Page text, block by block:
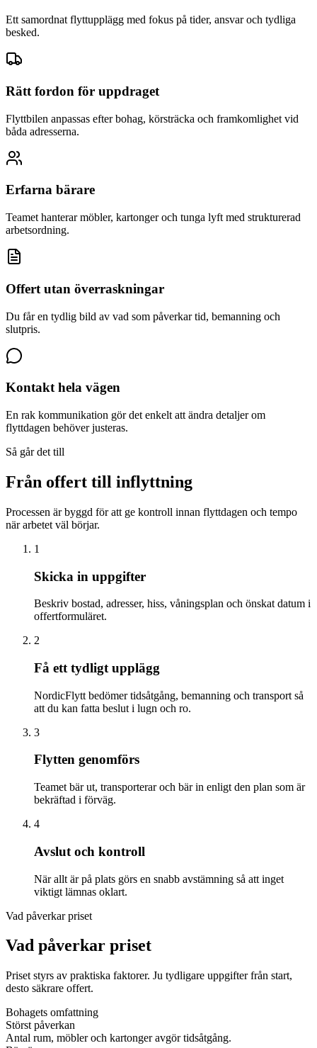
Ett samordnat flyttupplägg med fokus på tider, ansvar och tydliga
besked.
Rätt fordon för uppdraget
Flyttbilen anpassas efter bohag, körsträcka och framkomlighet vid
båda adresserna.
Erfarna bärare
Teamet hanterar möbler, kartonger och tunga lyft med strukturerad
arbetsordning.
Offert utan överraskningar
Du får en tydlig bild av vad som påverkar tid, bemanning och
slutpris.
Kontakt hela vägen
En rak kommunikation gör det enkelt att ändra detaljer om
flyttdagen behöver justeras.
Så går det till
Från offert till inflyttning
Processen är byggd för att ge kontroll innan flyttdagen och tempo
när arbetet väl börjar.
1
Skicka in uppgifter
Beskriv bostad, adresser, hiss, våningsplan och önskat datum i
offertformuläret.
2
Få ett tydligt upplägg
NordicFlytt bedömer tidsåtgång, bemanning och transport så
att du kan fatta beslut i lugn och ro.
3
Flytten genomförs
Teamet bär ut, transporterar och bär in enligt den plan som är
bekräftad i förväg.
4
Avslut och kontroll
När allt är på plats görs en snabb avstämning så att inget
viktigt lämnas oklart.
Vad påverkar priset
Vad påverkar priset
Priset styrs av praktiska faktorer. Ju tydligare uppgifter från start,
desto säkrare offert.
Bohagets omfattning
Störst påverkan
Antal rum, möbler och kartonger avgör tidsåtgång.